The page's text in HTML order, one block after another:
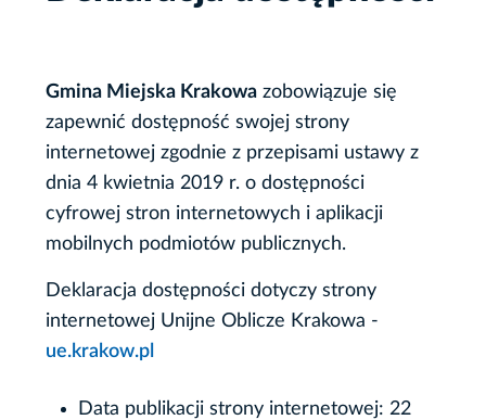
Gmina Miejska Krakowa zobowiązuje się
zapewnić dostępność swojej strony
internetowej zgodnie z przepisami ustawy z
dnia 4 kwietnia 2019 r. o dostępności
cyfrowej stron internetowych i aplikacji
mobilnych podmiotów publicznych.
Deklaracja dostępności dotyczy strony
internetowej Unijne Oblicze Krakowa -
ue.krakow.pl
Data publikacji strony internetowej: 22